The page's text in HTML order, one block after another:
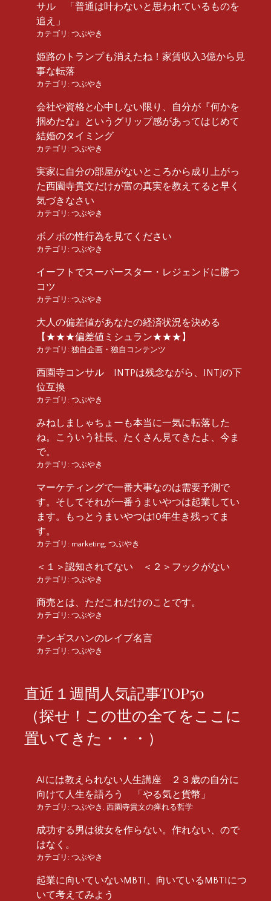
サル 「普通は叶わないと思われているものを
追え」
カテゴリ: つぶやき
姫路のトランプも消えたね！家賃収入3億から見
事な転落
カテゴリ: つぶやき
会社や資格と心中しない限り、自分が『何かを
掴めたな』というグリップ感があってはじめて
結婚のタイミング
カテゴリ: つぶやき
実家に自分の部屋がないところから成り上がっ
た西園寺貴文だけが富の真実を教えてると早く
気づきなさい
カテゴリ: つぶやき
ボノボの性行為を見てください
カテゴリ: つぶやき
イーフトでスーパースター・レジェンドに勝つ
コツ
カテゴリ: つぶやき
大人の偏差値があなたの経済状況を決める
【★★★偏差値ミシュラン★★★】
カテゴリ: 独自企画・独自コンテンツ
西園寺コンサル INTPは残念ながら、INTJの下
位互換
カテゴリ: つぶやき
みねしましゃちょーも本当に一気に転落した
ね。こういう社長、たくさん見てきたよ、今ま
で。
カテゴリ: つぶやき
マーケティングで一番大事なのは需要予測で
す。そしてそれが一番うまいやつは起業してい
ます。もっとうまいやつは10年生き残ってま
す。
カテゴリ: marketing, つぶやき
＜１＞認知されてない ＜２＞フックがない
カテゴリ: つぶやき
商売とは、ただこれだけのことです。
カテゴリ: つぶやき
チンギスハンのレイプ名言
カテゴリ: つぶやき
直近１週間人気記事TOP50
（探せ！この世の全てをここに
置いてきた・・・）
AIには教えられない人生講座 ２３歳の自分に
向けて人生を語ろう 「やる気と貨幣」
カテゴリ: つぶやき , 西園寺貴文の痺れる哲学
成功する男は彼女を作らない。作れない、ので
はなく。
カテゴリ: つぶやき
起業に向いていないMBTI、向いているMBTIにつ
いて考えてみよう